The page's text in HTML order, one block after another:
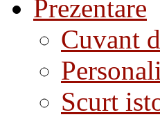
Prezentare
Cuvant
Scurt